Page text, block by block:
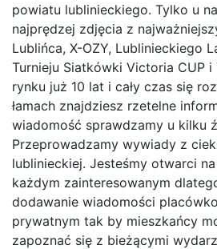
powiatu lublinieckiego. Tylko u
najprędzej zdjęcia z
Lublińca, X-OZY, Lublinieckiego
Turnieju Siatkówki Victoria CUP i
rynku już 10 lat i cały czas się
łamach znajdziesz rzetelne
wiadomość sprawdzamy u kilku
Przeprowadzamy wywiady z
lublinieckiej. Jesteśmy otwarci
każdym zainteresowanym
dodawanie wiadomości
prywatnym tak by mieszkańcy
zapoznać się z bieżącymi